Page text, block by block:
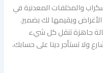
والمخلفات المعدنية في
ويقيمها لك بضمير.
جاهزة تنقل كل شيء
ولا تستأجر دينا على حسابك،